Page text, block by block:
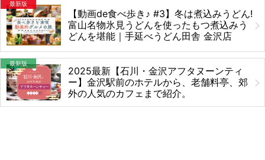
最新版
【動画de食べ歩き♪ #3】冬は煮込みうどん!
富山名物氷見うどんを使ったもつ煮込みう
どんを堪能｜手延べうどん田舎 金沢店
最新版
2025最新【石川・金沢アフタヌーンティ
ー】金沢駅前のホテルから、老舗料亭、郊
外の人気のカフェまで紹介。